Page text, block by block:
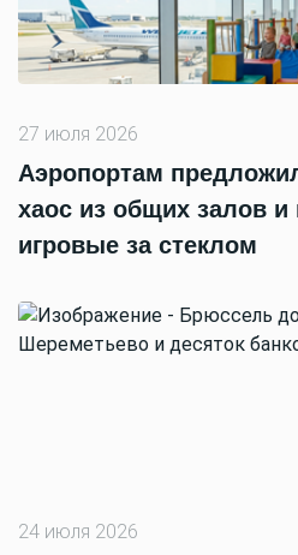
27 июля 2026
Аэропортам
хаос из общих залов и
игровые за стеклом
24 июля 2026